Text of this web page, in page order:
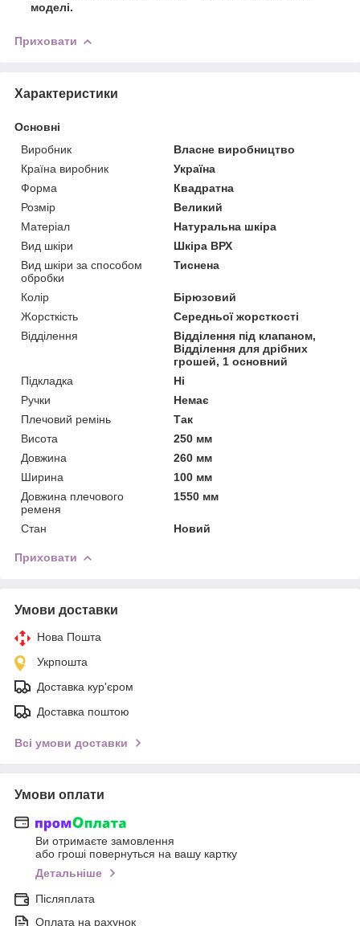
моделі.
Приховати
Характеристики
Основні
Виробник
Власне виробництво
Країна виробник
Україна
Форма
Квадратна
Розмір
Великий
Матеріал
Натуральна шкіра
Вид шкіри
Шкіра ВРХ
Вид шкіри за способом
обробки
Тиснена
Колір
Бірюзовий
Жорсткість
Середньої жорсткості
Відділення
Відділення під клапаном,
Відділення для дрібних
грошей, 1 основний
Підкладка
Ні
Ручки
Немає
Плечовий ремінь
Так
Висота
250 мм
Довжина
260 мм
Ширина
100 мм
Довжина плечового
ременя
1550 мм
Стан Новий
Приховати
Умови доставки
Нова Пошта
Укрпошта
Доставка кур'єром
Доставка поштою
Всі умови доставки
Умови оплати
Ви отримаєте замовлення
або гроші повернуться на вашу картку
Детальніше
Післяплата
Оплата на рахунок